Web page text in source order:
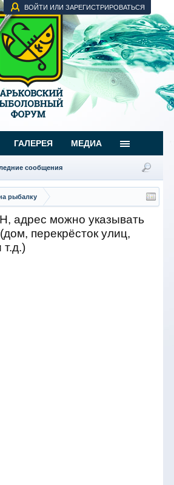
ВОЙТИ ИЛИ ЗАРЕГИСТРИРОВАТЬСЯ
рыбалку
адрес можно указывать
перекрёсток улиц,
т.д.)
сообщения
ГАЛЕРЕЯ МЕДИА